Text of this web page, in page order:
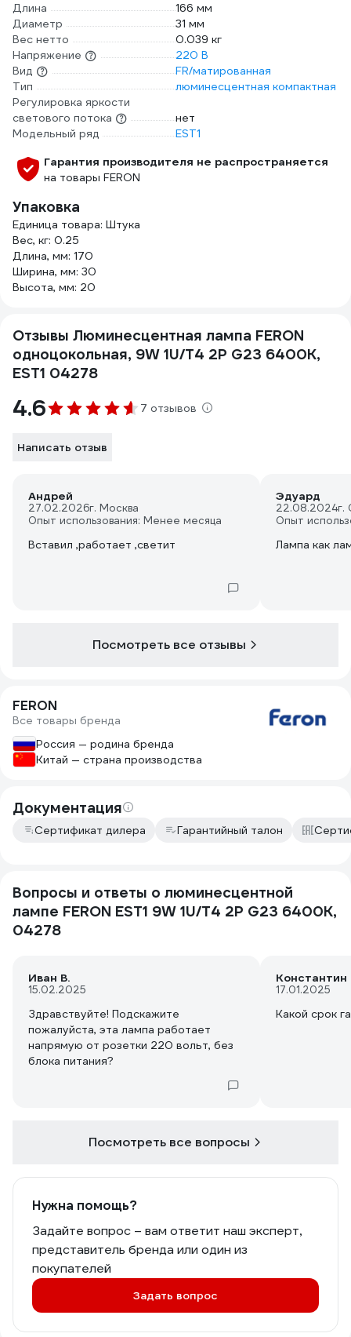
Длина
166 мм
Диаметр
31 мм
Вес нетто
0.039 кг
Напряжение
220 В
Вид
FR/матированная
Тип
люминесцентная компактная
Регулировка яркости
светового потока
нет
Модельный ряд
EST1
Гарантия производителя не распространяется
на товары FERON
Упаковка
Единица товара: Штука
Вес, кг: 0.25
Длина, мм: 170
Ширина, мм: 30
Высота, мм: 20
Отзывы Люминесцентная лампа FERON
одноцокольная, 9W 1U/T4 2P G23 6400K,
EST1 04278
4.6 7 отзывов
Написать отзыв
Андрей
27.02.2026г. Москва
Опыт использования: Менее месяца
Эдуард
22.08.2024г.
Опыт
Лампа как
Посмотреть все отзывы
FERON
Все товары бренда
Россия — родина бренда
Китай — страна производства
Документация
Сертификат дилера Гарантийный талон
Вопросы и ответы о люминесцентной
лампе FERON EST1 9W 1U/T4 2P G23 6400K,
04278
Иван В.
15.02.2025
Здравствуйте! Подскажите
пожалуйста, эта лампа работает
напрямую от розетки 220 вольт, без
блока питания?
Константин
17.01.2025
Какой срок
Посмотреть все вопросы
Нужна помощь?
Задайте вопрос – вам ответит наш эксперт,
представитель бренда или один из
покупателей
Задать вопрос